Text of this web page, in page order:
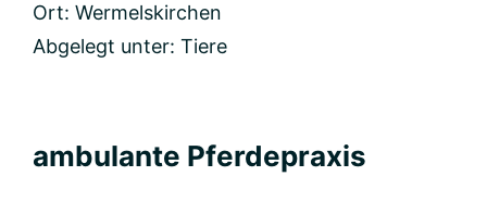
Ort: Wermelskirchen
Abgelegt unter: Tiere
ambulante Pferdepraxis